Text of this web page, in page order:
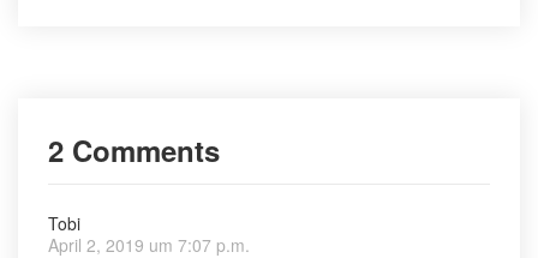
2 Comments
Tobi
April 2, 2019 um 7:07 p.m.